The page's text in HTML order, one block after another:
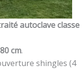
autoclave classe
cm.
shingles (4